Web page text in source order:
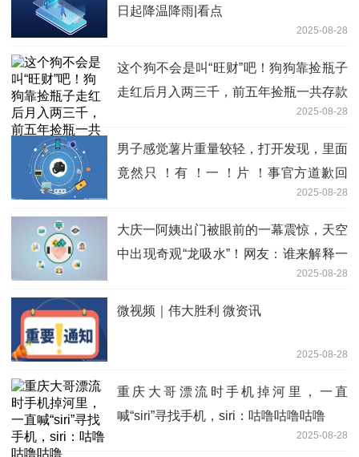
日起降温降雨|看点
2025-08-28
这个狗不会是叫“旺财”吧！狗狗靠捡瓶子
走红后月入两三千，前五年捡瓶一共存款
2025-08-28
男子感觉薯片重量较轻，打开发现，里面
竟然只 ！有 ！一 ！片 ！事官方道歉回
2025-08-28
大庆一阿姨出门被眼前的一幕震惊，天空
中出现奇观“龙吸水”！网友：谁来解释一
2025-08-28
微视频｜伟大胜利 微资讯
2025-08-28
重庆大哥漂流时手机掉河里，一直
喊“siri”寻找手机，siri：咕噜咕噜咕噜
2025-08-28